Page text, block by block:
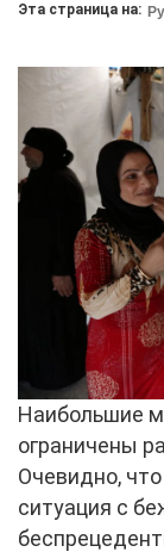
Эта страница на:
Наибольшие
ограничены
Очевидно,
ситуация с